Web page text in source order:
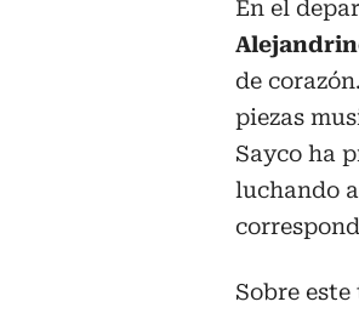
En el
de
piezas
Sayco ha
luchando
Sobre este